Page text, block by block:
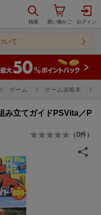
いて
ゲーム ゲーム攻略本
み立てガイドPSVita／P
（0件）